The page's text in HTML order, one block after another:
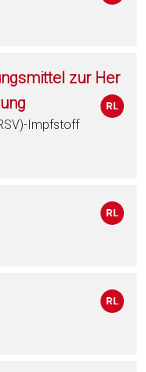
zur Her
Impfstoff